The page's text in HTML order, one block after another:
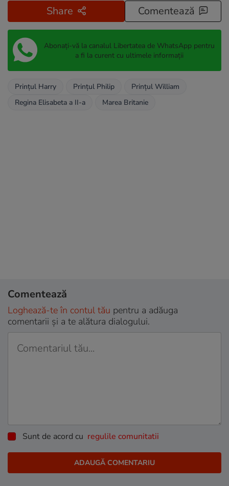
Share Comentează
Abonați-vă la canalul Libertatea de WhatsApp pentru
a fi la curent cu ultimele informații
Prințul Harry Prințul Philip
Prințul William
Regina Elisabeta a II-a
Marea Britanie
Comentează
Loghează-te în contul tău pentru a adăuga
comentarii și a te alătura dialogului.
Sunt de acord cu regulile comunitatii